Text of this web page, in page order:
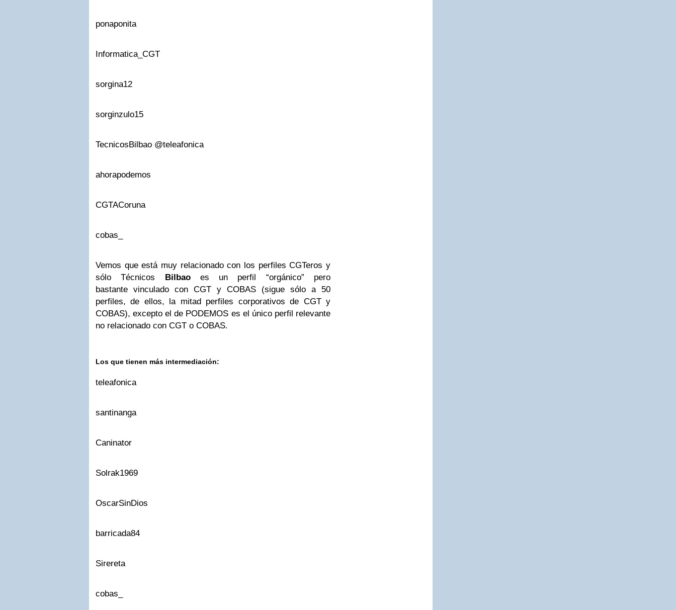
ponaponita
Informatica_CGT
sorgina12
sorginzulo15
TecnicosBilbao @teleafonica
ahorapodemos
CGTACoruna
cobas_
Vemos que está muy relacionado con los perfiles CGTeros y
sólo Técnicos Bilbaoes un perfil “orgánico” pero
bastante vinculado con CGT y COBAS (sigue sólo a 50
perfiles, de ellos, la mitad perfiles corporativos de CGT y
COBAS), excepto el de PODEMOS es el único perfil relevante
no relacionado con CGT o COBAS.
Los que tienen más intermediación:
teleafonica
santinanga
Caninator
Solrak1969
OscarSinDios
barricada84
Sirereta
cobas_